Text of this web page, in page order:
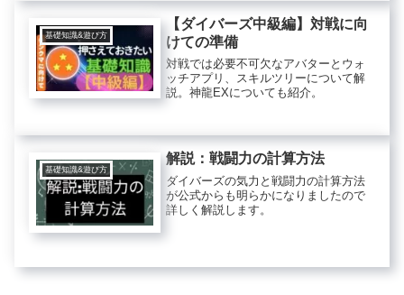
基礎知識&遊び方
【ダイバーズ中級編】対戦に向
けての準備
対戦では必要不可欠なアバターとウォ
ッチアプリ、スキルツリーについて解
説。神龍EXについても紹介。
基礎知識&遊び方
解説：戦闘力の計算方法
ダイバーズの気力と戦闘力の計算方法
が公式からも明らかになりましたので
詳しく解説します。